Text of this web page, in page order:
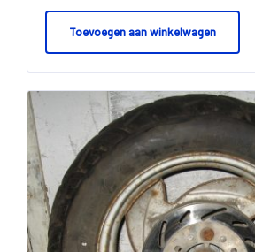
Toevoegen aan winkelwagen